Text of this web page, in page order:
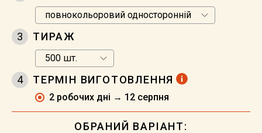
3 ТИРАЖ
4 ТЕРМІН ВИГОТОВЛЕННЯ
2 робочих дні → 12 серпня
ОБРАНИЙ ВАРІАНТ: